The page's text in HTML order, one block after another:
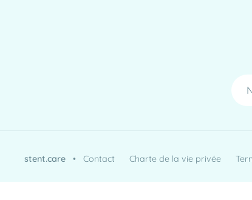
stent.care •Contact Charte de la vie privée